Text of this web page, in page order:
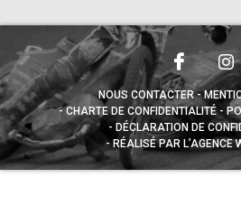
NOUS CONTACTER
CHARTE DE CONFIDENTIALITÉ
DÉCLARATION DE
RÉALISÉ PAR L’AGENCE